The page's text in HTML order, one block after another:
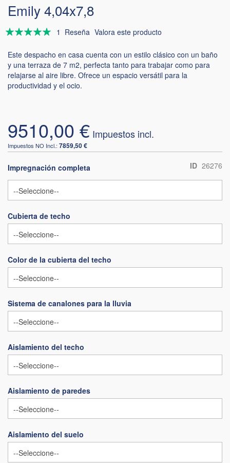
Emily 4,04x7,8
Valoración:
1 Reseña Valora este producto
Este despacho en casa cuenta con un estilo clásico con un baño
y una terraza de 7 m2, perfecta tanto para trabajar como para
relajarse al aire libre. Ofrece un espacio versátil para la
productividad y el ocio.
9510,00 €
7859,50 €
ID 26276
Impregnación completa
Cubierta de techo
Color de la cubierta del techo
Sistema de canalones para la lluvia
Aislamiento del techo
Aislamiento de paredes
Aislamiento del suelo